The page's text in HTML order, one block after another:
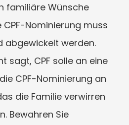
familiäre Wünsche
Nominierung muss
abgewickelt werden.
sagt, CPF solle an eine
CPF-Nominierung an
die Familie verwirren
Bewahren Sie